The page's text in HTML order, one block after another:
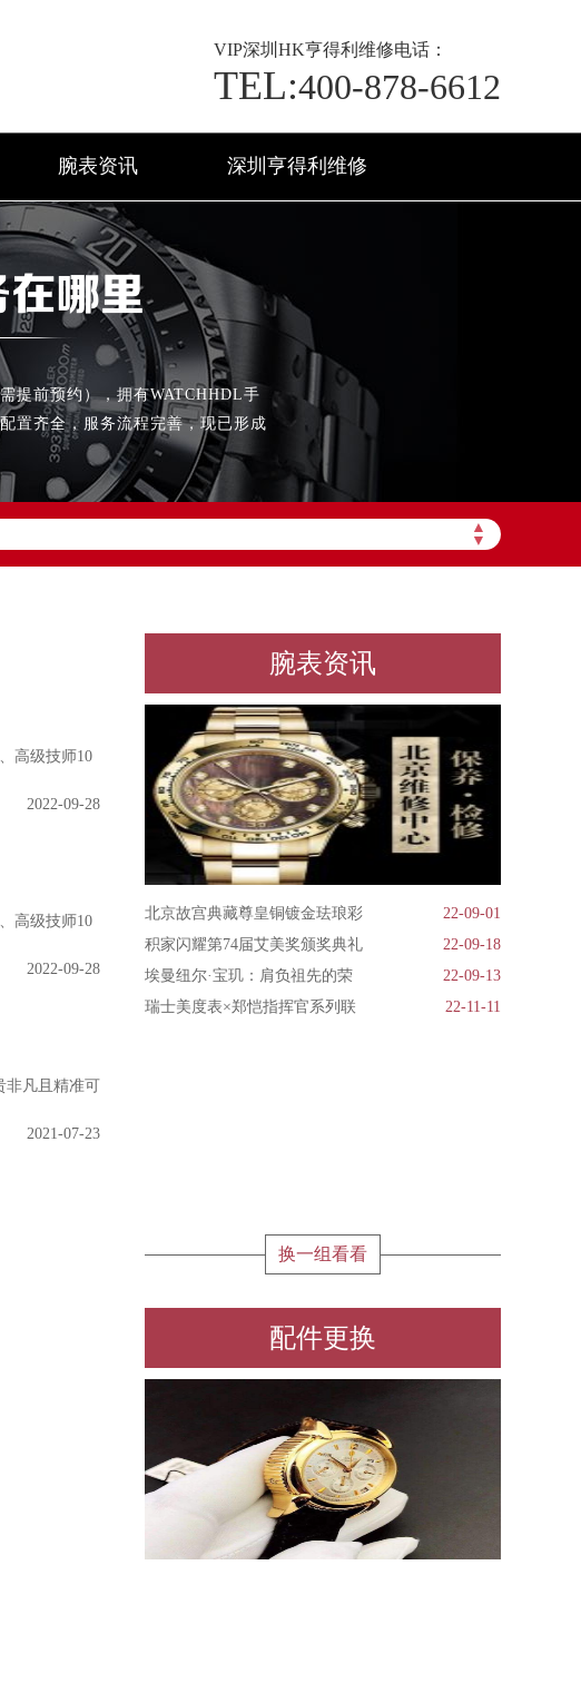
VIP深圳HK亨得利维修电话：
TEL:400-878-6612
腕表资讯 深圳亨得利维修
哪里
提前预约），拥有WATCHHDL手
置齐全，服务流程完善，现已形成
▲
▼
高级技师10
2022-09-28
高级技师10
2022-09-28
非凡且精准可
2021-07-23
腕表资讯
北京故宫典藏尊皇铜镀金珐琅彩
22-09-01
积家闪耀第74届艾美奖颁奖典礼
22-09-18
埃曼纽尔·宝玑：肩负祖先的荣
22-09-13
瑞士美度表×郑恺指挥官系列联
22-11-11
换一组看看
配件更换